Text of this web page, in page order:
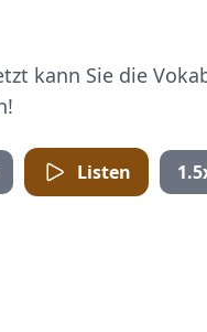
kann Sie die
Listen